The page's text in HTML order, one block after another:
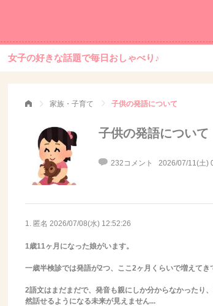
女子の好きな話題で毎日おしゃべり♪
家族・子育て 子供の発語について
子供の発語について
232コメント 2026/07/11(土)
1. 匿名 2026/07/08(水) 12:52:26
1歳11ヶ月になった娘がいます。
一歳半検診では発語が2つ、ここ2ヶ月くらいで増えて
2語文はまだまだで、発音も親にしか分からなかったり
然話せるようになる未来が見えません...